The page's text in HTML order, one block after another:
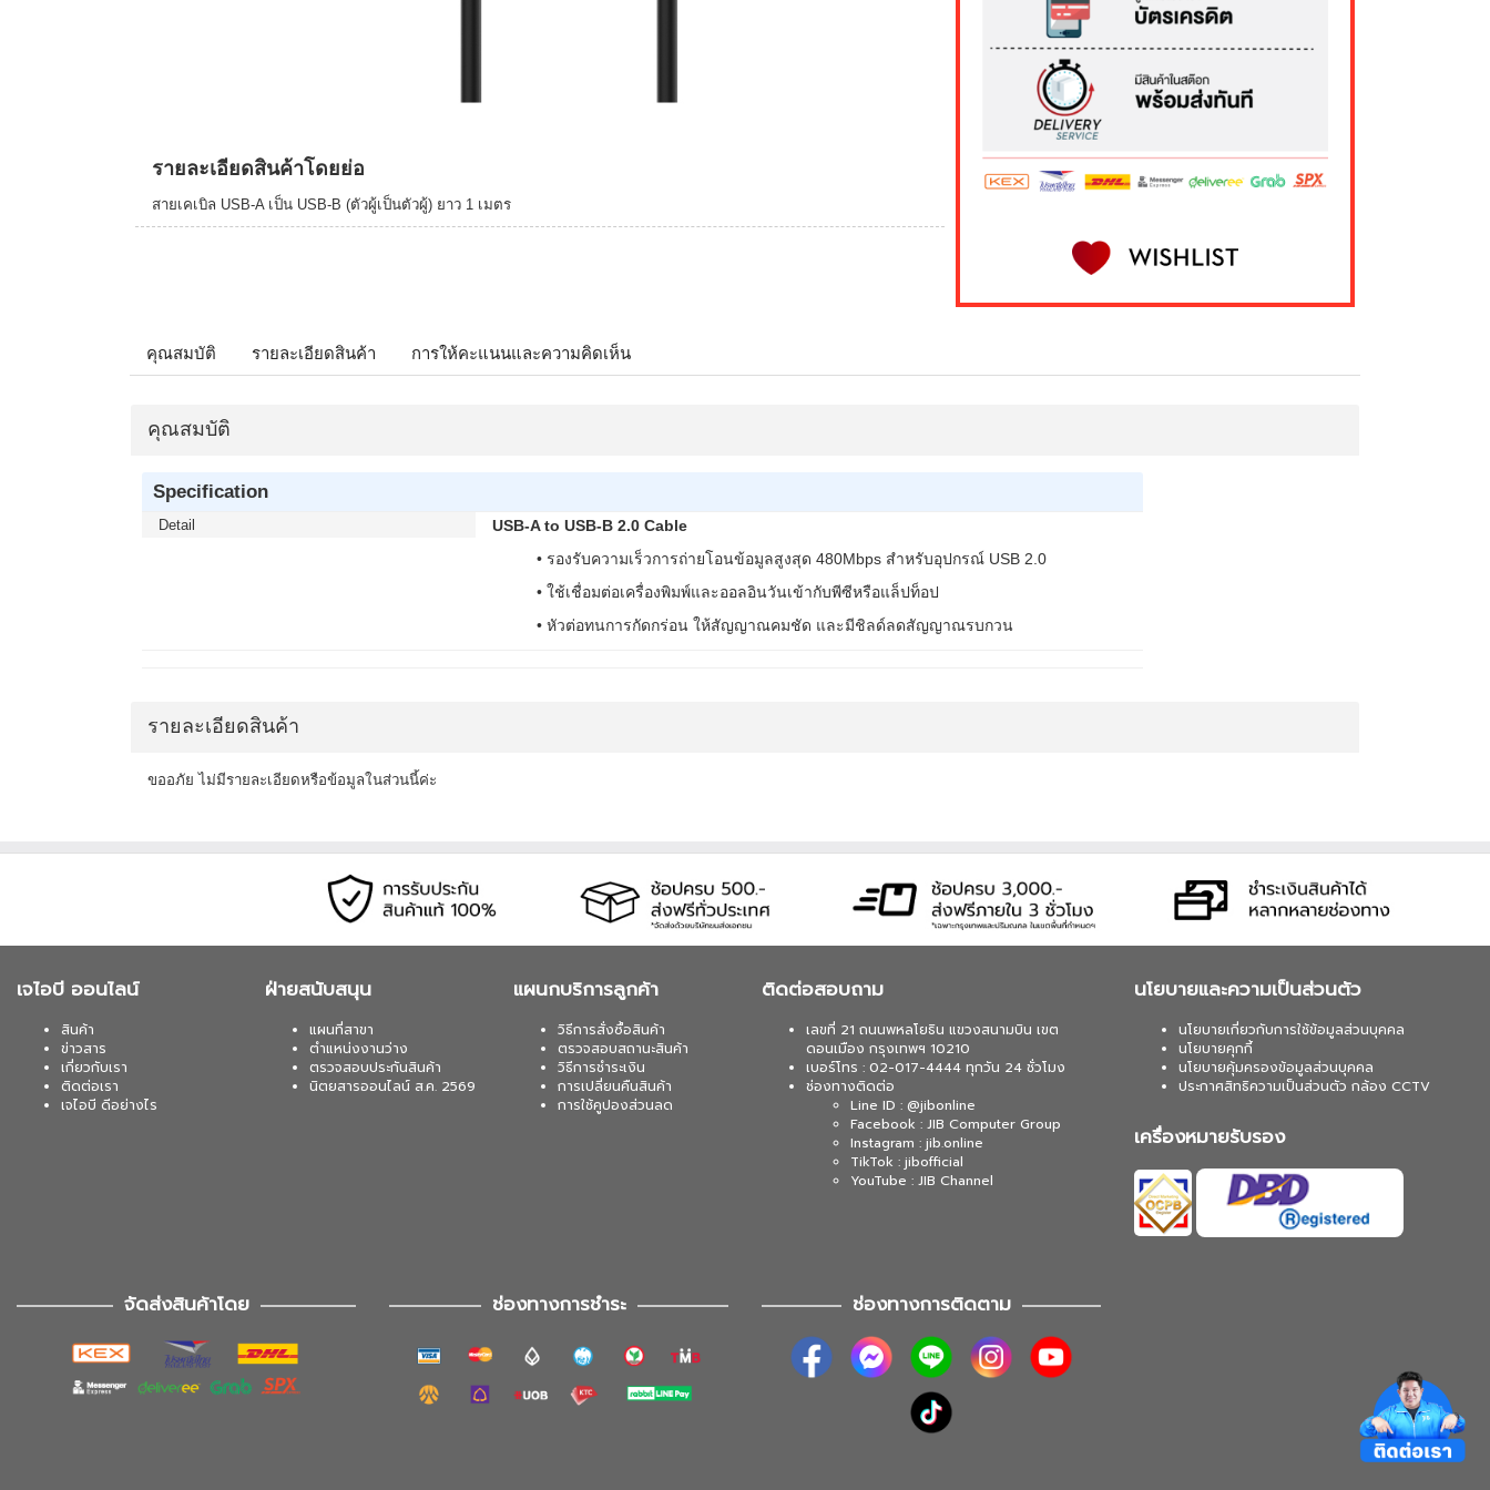
รายละเอียดสินค้าโดยย่อ
สายเคเบิล USB-A เป็น USB-B (ตัวผู้เป็นตัวผู้) ยาว 1 เมตร
คุณสมบัติ รายละเอียดสินค้า การให้คะแนนและความคิดเห็น
คุณสมบัติ
Specification
Detail
USB-A to USB-B 2.0 Cable
• รองรับความเร็วการถ่ายโอนข้อมูลสูงสุด 480Mbps สำหรับอุปกรณ์ USB 2.0
• ใช้เชื่อมต่อเครื่องพิมพ์และออลอินวันเข้ากับพีซีหรือแล็ปท็อป
• หัวต่อทนการกัดกร่อน ให้สัญญาณคมชัด และมีชิลด์ลดสัญญาณรบกวน
รายละเอียดสินค้า
ขออภัย ไม่มีรายละเอียดหรือข้อมูลในส่วนนี้ค่ะ
เจไอบี ออนไลน์
สินค้า
ข่าวสาร
เกี่ยวกับเรา
ติดต่อเรา
เจไอบี ดีอย่างไร
ฝ่ายสนับสนุน
แผนที่สาขา
ตำแหน่งงานว่าง
ตรวจสอบประกันสินค้า
นิตยสารออนไลน์ ส.ค. 2569
แผนกบริการลูกค้า
วิธีการสั่งซื้อสินค้า
ตรวจสอบสถานะสินค้า
วิธีการชำระเงิน
การเปลี่ยนคืนสินค้า
การใช้คูปองส่วนลด
ติดต่อสอบถาม
เลขที่ 21 ถนนพหลโยธิน แขวงสนามบิน เขต
ดอนเมือง กรุงเทพฯ 10210
เบอร์โทร : 02-017-4444 ทุกวัน 24 ชั่วโมง
ช่องทางติดต่อ
Line ID : @jibonline
Facebook : JIB Computer Group
Instagram : jib.online
TikTok : jibofficial
YouTube : JIB Channel
นโยบายและความเป็นส่วนตัว
นโยบายเกี่ยวกับการใช้ข้อมูลส่วนบุคคล
นโยบายคุกกี้
นโยบายคุ้มครองข้อมูลส่วนบุคคล
ประกาศสิทธิความเป็นส่วนตัว กล้อง CCTV
เครื่องหมายรับรอง
จัดส่งสินค้าโดย ช่องทางการชำระ ช่องทางการติดตาม